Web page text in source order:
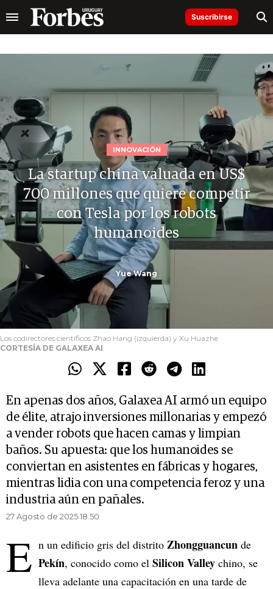
Suscribirse
INNOVACIÓN
La startup china valuada en US$
700 millones que quiere competir
con Tesla por los robots
humanoides
Yue Wang
Los codirectores científicos Zhao Hang (izquierda) y Xu Huazhe
CORTESÍA DE GALAXEA AI
En apenas dos años, Galaxea AI armó un equipo
de élite, atrajo inversiones millonarias y empezó
a vender robots que hacen camas y limpian
baños. Su apuesta: que los humanoides se
conviertan en asistentes en fábricas y hogares,
mientras lidia con una competencia feroz y una
industria aún en pañales.
27 Agosto de 2025 18.50
E n un edificio gris del distrito Zhongguancun de
Pekín, conocido como el Silicon Valley chino, se
lleva adelante una capacitación en una tarde de